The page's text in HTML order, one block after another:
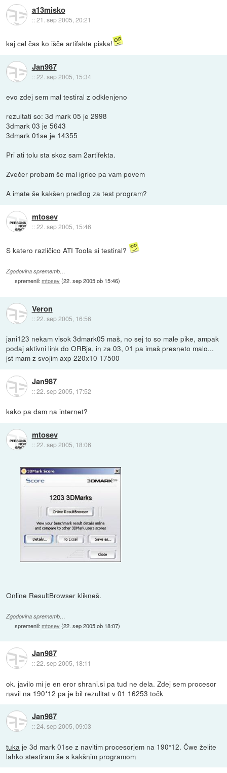
a13misko
::21. sep 2005, 20:21
kaj cel čas ko išče artifakte piska!
Jan987
::22. sep 2005, 15:34
evo zdej sem mal testiral z odklenjeno
rezultati so: 3d mark 05 je 2998
3dmark 03 je 5643
3dmark 01se je 14355
Pri ati tolu sta skoz sam 2artifekta.
Zvečer probam še mal igrice pa vam povem
A imate še kakšen predlog za test program?
mtosev
::22. sep 2005, 15:46
S katero različico ATI Toola si testiral?
Zgodovina sprememb…
spremenil:mtosev(22. sep 2005 ob 15:46)
Veron
::22. sep 2005, 16:56
jani123 nekam visok 3dmark05 maš, no sej to so male pike, ampak
podaj aktivni link do ORBja, in za 03, 01 pa imaš presneto malo...
jst mam z svojim axp 220x10 17500
Jan987
::22. sep 2005, 17:52
kako pa dam na internet?
mtosev
::22. sep 2005, 18:06
Online ResultBrowser klikneš.
Zgodovina sprememb…
spremenil:mtosev(22. sep 2005 ob 18:07)
Jan987
::22. sep 2005, 18:11
ok. javilo mi je en eror shrani.si pa tud ne dela. Zdej sem procesor
navil na 190*12 pa je bil rezulltat v 01 16253 točk
Jan987
::24. sep 2005, 09:03
tuka je 3d mark 01se z navitim procesorjem na 190*12. Čwe želite
lahko stestiram še s kakšnim programom